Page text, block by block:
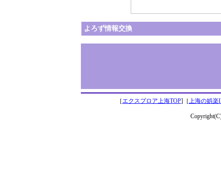
よろず情報交換
［ エクスプロア上海TOP]［ 上海の娯